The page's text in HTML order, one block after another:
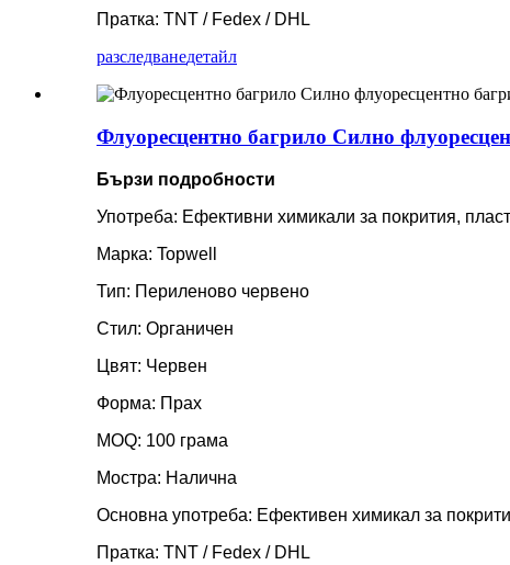
Пратка: TNT / Fedex / DHL
разследванедетайл
Флуоресцентно багрило Силно
Бързи подробности
Употреба: Ефективни химикали за покрития,
Марка: Topwell
Тип: Периленово червено
Стил: Органичен
Цвят: Червен
Форма: Прах
MOQ: 100 грама
Мостра: Налична
Основна употреба: Ефективен химикал за
Пратка: TNT / Fedex / DHL